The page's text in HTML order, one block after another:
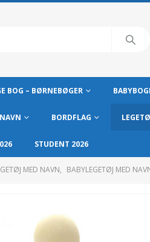
BOG – BØRNEBØGER
BORDFLAG
STUDENT 2026
MED NAVN, BABYLEGETØJ MED